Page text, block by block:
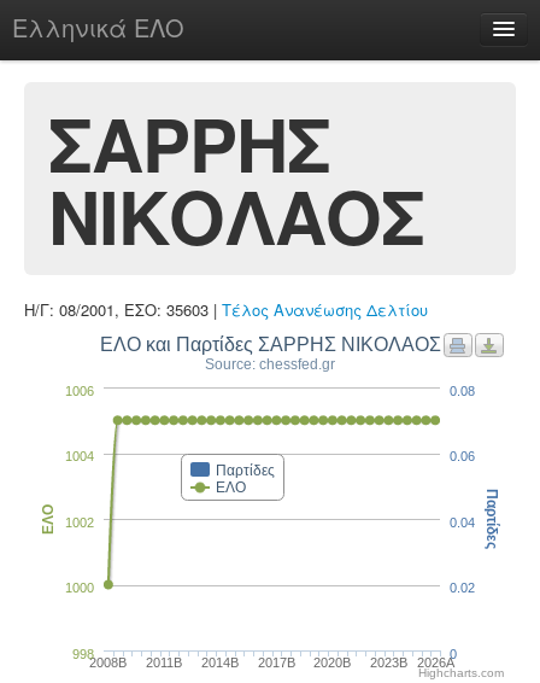
Ελληνικά ΕΛΟ
chesstu.be @ discord
Login
ΣΑΡΡΗΣ
ΝΙΚΟΛΑΟΣ
Η/Γ: 08/2001, ΕΣΟ: 35603 | Τέλος Ανανέωσης Δελτίου
ΕΛΟ και Παρτίδες ΣΑΡΡΗΣ ΝΙΚΟΛΑΟΣ
Source: chessfed.gr
Παρτίδες
ΕΛΟ
2008B 2011B 2014B 2017B 2020B 2023B 2026A
1000
1002
1004
1006
998
ΕΛΟ
0
0.02
0.04
0.06
0.08
Παρτίδες
Highcharts.com